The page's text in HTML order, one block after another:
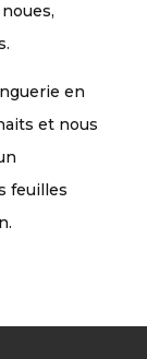
en
et nous
feuilles